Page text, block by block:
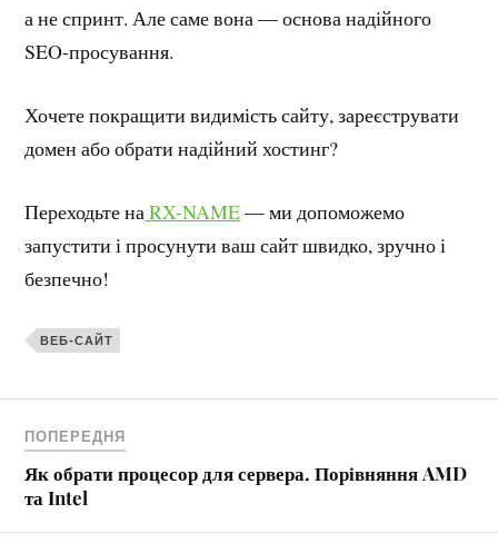
а не спринт. Але саме вона — основа надійного
SEO-просування.
Хочете покращити видимість сайту, зареєструвати
домен або обрати надійний хостинг?
Переходьте наRX-NAME— ми допоможемо
запустити і просунути ваш сайт швидко, зручно і
безпечно!
ВЕБ-САЙТ
ПОПЕРЕДНЯ
Як обрати процесор для сервера. Порівняння AMD
та Intel